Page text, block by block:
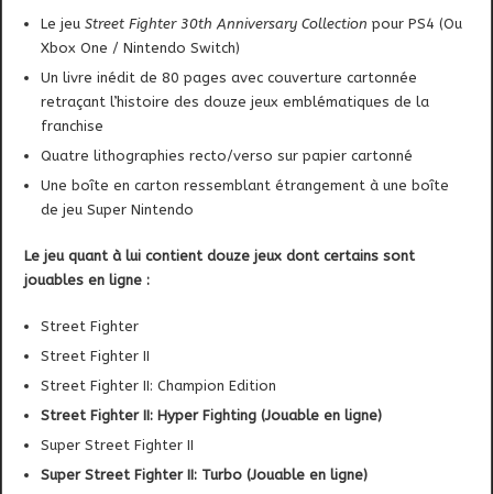
Le jeuStreet Fighter 30th Anniversary Collectionpour PS4 (Ou
Xbox One / Nintendo Switch)
Un livre inédit de 80 pages avec couverture cartonnée
retraçant l’histoire des douze jeux emblématiques de la
franchise
Quatre lithographies recto/verso sur papier cartonné
Une boîte en carton ressemblant étrangement à une boîte
de jeu Super Nintendo
Le jeu quant à lui contient douze jeux dont certains sont
jouables en ligne :
Street Fighter
Street Fighter II
Street Fighter II: Champion Edition
Street Fighter II: Hyper Fighting (Jouable en ligne)
Super Street Fighter II
Super Street Fighter II: Turbo (Jouable en ligne)